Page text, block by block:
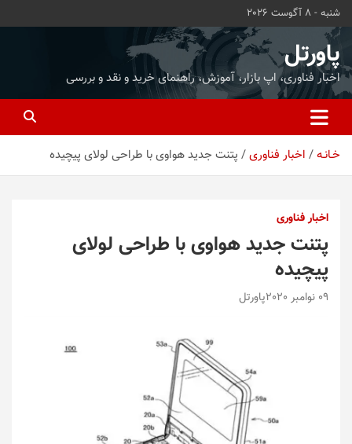
محتوا
بروید
شنبه - 8 آگوست 2026
پاورتل
اخبار فناوری، اپ بازار، آموزش، راهنمای خرید و نقد و بررسی
خـانـه اخبار فناوری پتنت جدید هواوی با طراحی لولای پیچیده
اخبار فناوری
پتنت جدید هواوی با طراحی لولای
پیچیده
09 نوامبر 2020 پاورتل